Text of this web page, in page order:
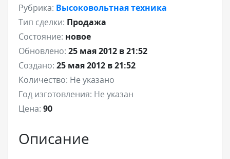
Рубрика: Высоковольтная техника
Тип сделки: Продажа
Состояние: новое
Обновлено: 25 мая 2012 в 21:52
Создано: 25 мая 2012 в 21:52
Количество: Не указано
Год изготовления: Не указан
Цена: 90
Описание